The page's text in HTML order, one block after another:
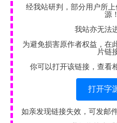
经我站研判，部分用户所
源！
我站亦无法
为避免损害原作者权益，在
片链
你可以打开该链接，查看
打开字
如亲发现链接失效，可发邮